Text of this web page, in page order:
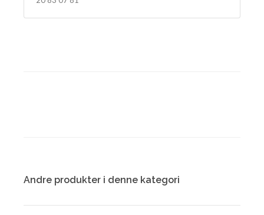
Andre produkter i denne kategori